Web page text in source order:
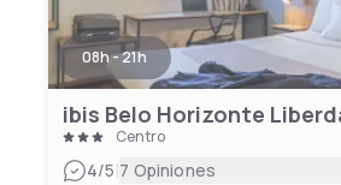
08h - 21h
ibis Belo Horizonte
Centro
4/5|7 Opiniones